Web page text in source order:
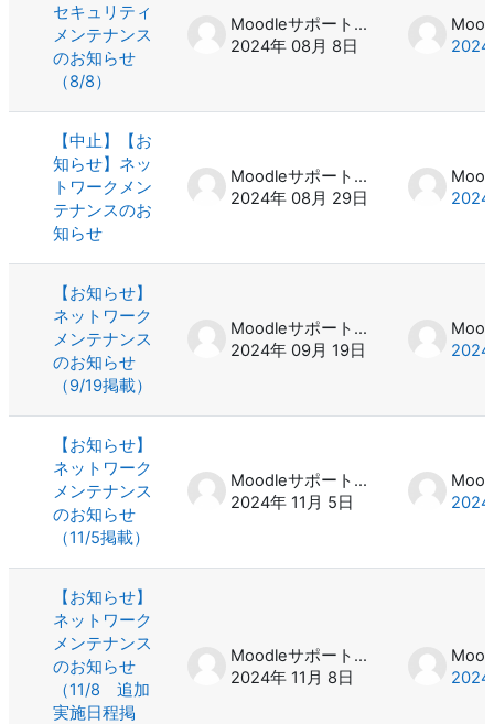
セキュリティ
メンテナンス
のお知らせ
（8/8）
Moodleサポート スタッフ
2024年 08月 8日
2024
【中止】【お
知らせ】ネッ
トワークメン
テナンスのお
知らせ
Moodleサポート スタッフ
2024年 08月 29日
2024
【お知らせ】
ネットワーク
メンテナンス
のお知らせ
（9/19掲載）
Moodleサポート スタッフ
2024年 09月 19日
2024
【お知らせ】
ネットワーク
メンテナンス
のお知らせ
（11/5掲載）
Moodleサポート スタッフ
2024年 11月 5日
2024
【お知らせ】
ネットワーク
メンテナンス
のお知らせ
（11/8 追加
実施日程掲
Moodleサポート スタッフ
2024年 11月 8日
2024